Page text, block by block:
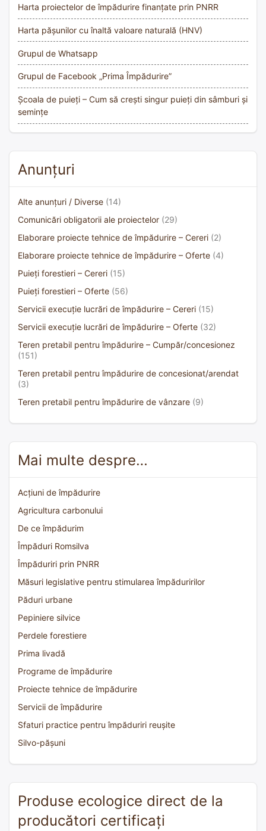
Harta proiectelor de împădurire finanțate prin PNRR
Harta pășunilor cu înaltă valoare naturală (HNV)
Grupul de Whatsapp
Grupul de Facebook „Prima Împădurire”
Școala de puieți – Cum să crești singur puieți din sâmburi și
semințe
Anunțuri
Alte anunțuri / Diverse (14)
Comunicări obligatorii ale proiectelor (29)
Elaborare proiecte tehnice de împădurire – Cereri (2)
Elaborare proiecte tehnice de împădurire – Oferte (4)
Puieți forestieri – Cereri (15)
Puieți forestieri – Oferte (56)
Servicii execuție lucrări de împădurire – Cereri (15)
Servicii execuție lucrări de împădurire – Oferte (32)
Teren pretabil pentru împădurire – Cumpăr/concesionez
(151)
Teren pretabil pentru împădurire de concesionat/arendat
(3)
Teren pretabil pentru împădurire de vânzare (9)
Mai multe despre…
Acțiuni de împădurire
Agricultura carbonului
De ce împădurim
Împăduri Romsilva
Împăduriri prin PNRR
Măsuri legislative pentru stimularea împăduririlor
Păduri urbane
Pepiniere silvice
Perdele forestiere
Prima livadă
Programe de împădurire
Proiecte tehnice de împădurire
Servicii de împădurire
Sfaturi practice pentru împăduriri reușite
Silvo-pășuni
Produse ecologice direct de la
producători certificați